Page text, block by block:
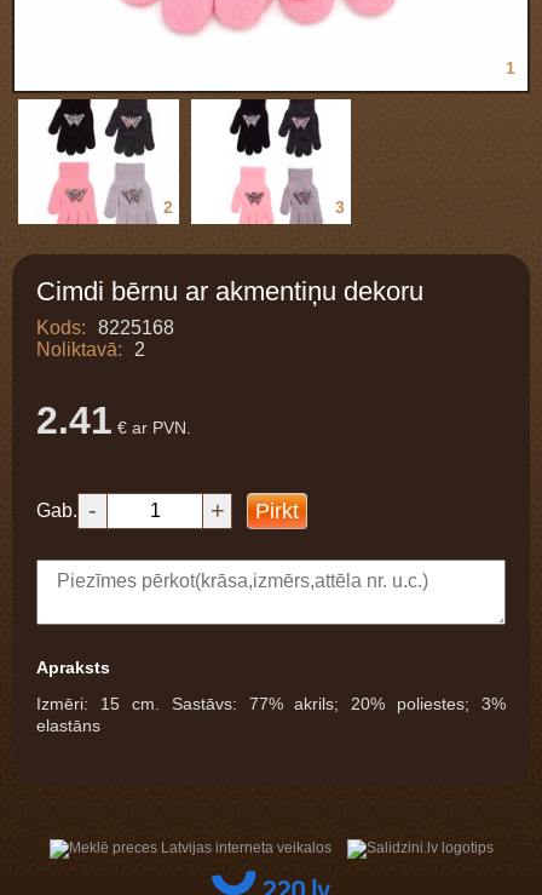
1
2 3
Cimdi bērnu ar akmentiņu dekoru
Kods:
8225168
Noliktavā:
2
2.41 € ar PVN.
Gab. - + Pirkt
Apraksts
Izmēri: 15 cm. Sastāvs: 77% akrils; 20% poliestes; 3%
elastāns